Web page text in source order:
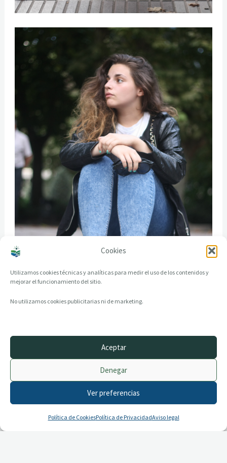
Cookies
Utilizamos cookies técnicas y analíticas para medir el uso de los contenidos y
mejorar el funcionamiento del sitio.
No utilizamos cookies publicitarias ni de marketing.
Aceptar
Denegar
Ver preferencias
Política de CookiesPolítica de PrivacidadAviso legal